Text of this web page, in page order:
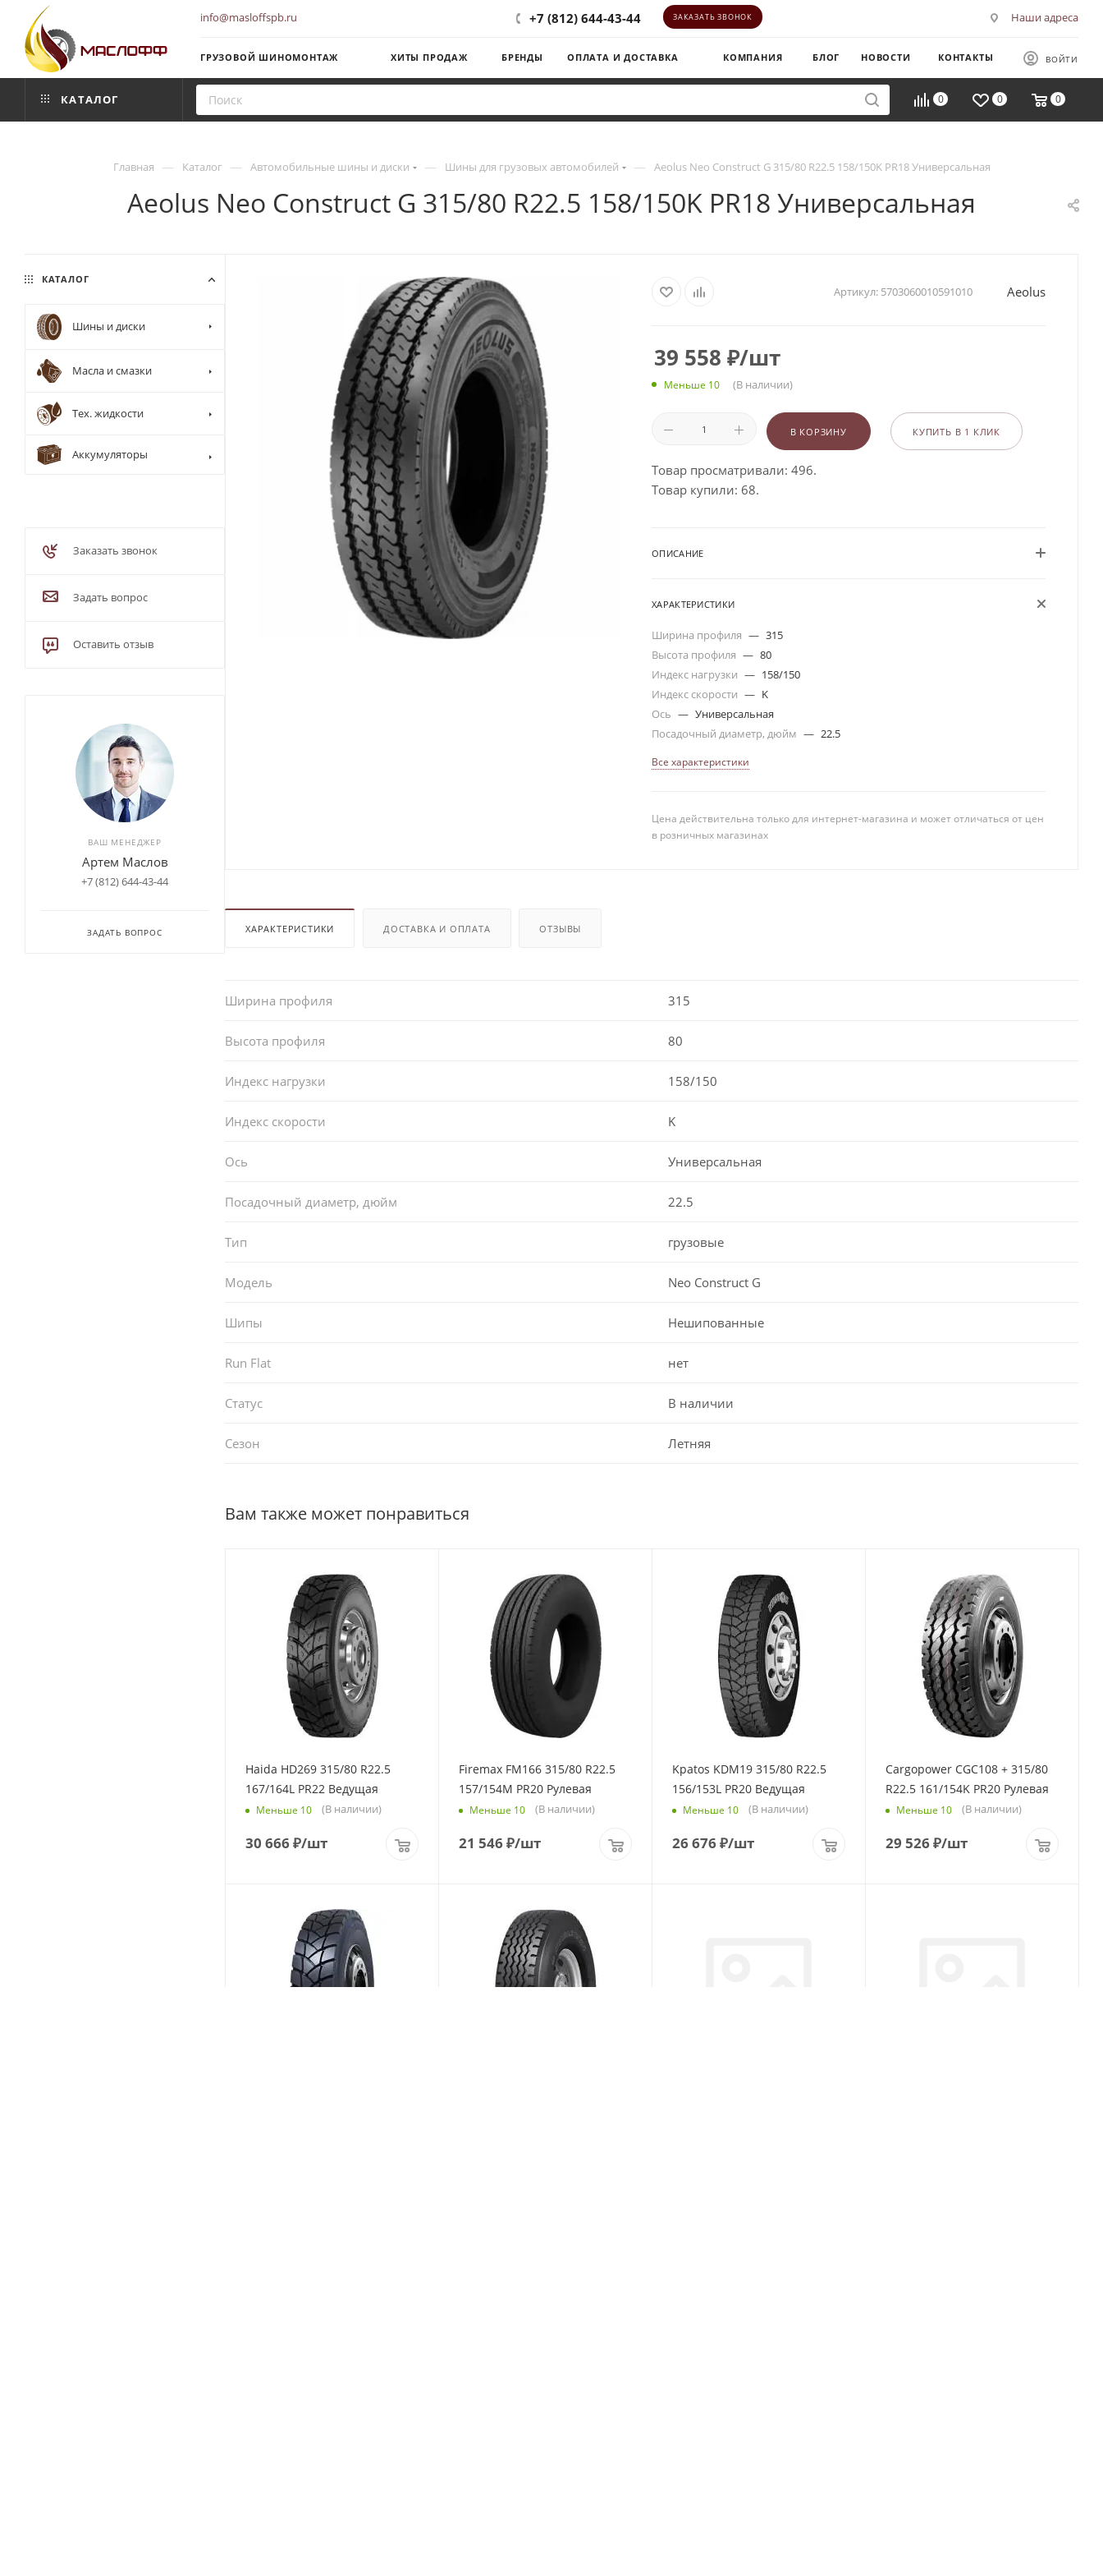
info@masloffspb.ru +7 (812) 644-43-44 ЗАКАЗАТЬ ЗВОНОК Наши адреса
ГРУЗОВОЙ ШИНОМОНТАЖ ХИТЫ ПРОДАЖ БРЕНДЫ ОПЛАТА И ДОСТАВКА КОМПАНИЯ БЛОГ НОВОСТИ КОНТАКТЫ ВОЙТИ
КАТАЛОГ 0 0 0
Главная — Каталог — Автомобильные шины и диски — Шины для грузовых автомобилей — Aeolus Neo Construct G 315/80 R22.5 158/150K PR18 Универсальная
Aeolus Neo Construct G 315/80 R22.5 158/150K PR18 Универсальная
Артикул: 5703060010591010 Aeolus
39 558 ₽/шт
Меньше 10 (В наличии)
В КОРЗИНУ КУПИТЬ В 1 КЛИК
Товар просматривали: 496.
Товар купили: 68.
ОПИСАНИЕ
ХАРАКТЕРИСТИКИ
Ширина профиля — 315
Высота профиля — 80
Индекс нагрузки — 158/150
Индекс скорости — K
Ось — Универсальная
Посадочный диаметр, дюйм — 22.5
Все характеристики
Цена действительна только для интернет-магазина и может отличаться от цен
в розничных магазинах
ХАРАКТЕРИСТИКИ ДОСТАВКА И ОПЛАТА ОТЗЫВЫ
Ширина профиля 315
Высота профиля 80
Индекс нагрузки 158/150
Индекс скорости K
Ось Универсальная
Посадочный диаметр, дюйм 22.5
Тип грузовые
Модель Neo Construct G
Шипы Нешипованные
Run Flat нет
Статус В наличии
Сезон Летняя
Вам также может понравиться
Haida HD269 315/80 R22.5
167/164L PR22 Ведущая
Меньше 10 (В наличии)
30 666 ₽/шт
Firemax FM166 315/80 R22.5
157/154M PR20 Рулевая
Меньше 10 (В наличии)
21 546 ₽/шт
Kpatos KDM19 315/80 R22.5
156/153L PR20 Ведущая
Меньше 10 (В наличии)
26 676 ₽/шт
Cargopower CGC108 + 315/80
R22.5 161/154K PR20 Рулевая
Меньше 10 (В наличии)
29 526 ₽/шт
КАТАЛОГ
Шины и диски
Масла и смазки
Тех. жидкости
Аккумуляторы
Заказать звонок
Задать вопрос
Оставить отзыв
ВАШ МЕНЕДЖЕР
Артем Маслов
+7 (812) 644-43-44
ЗАДАТЬ ВОПРОС